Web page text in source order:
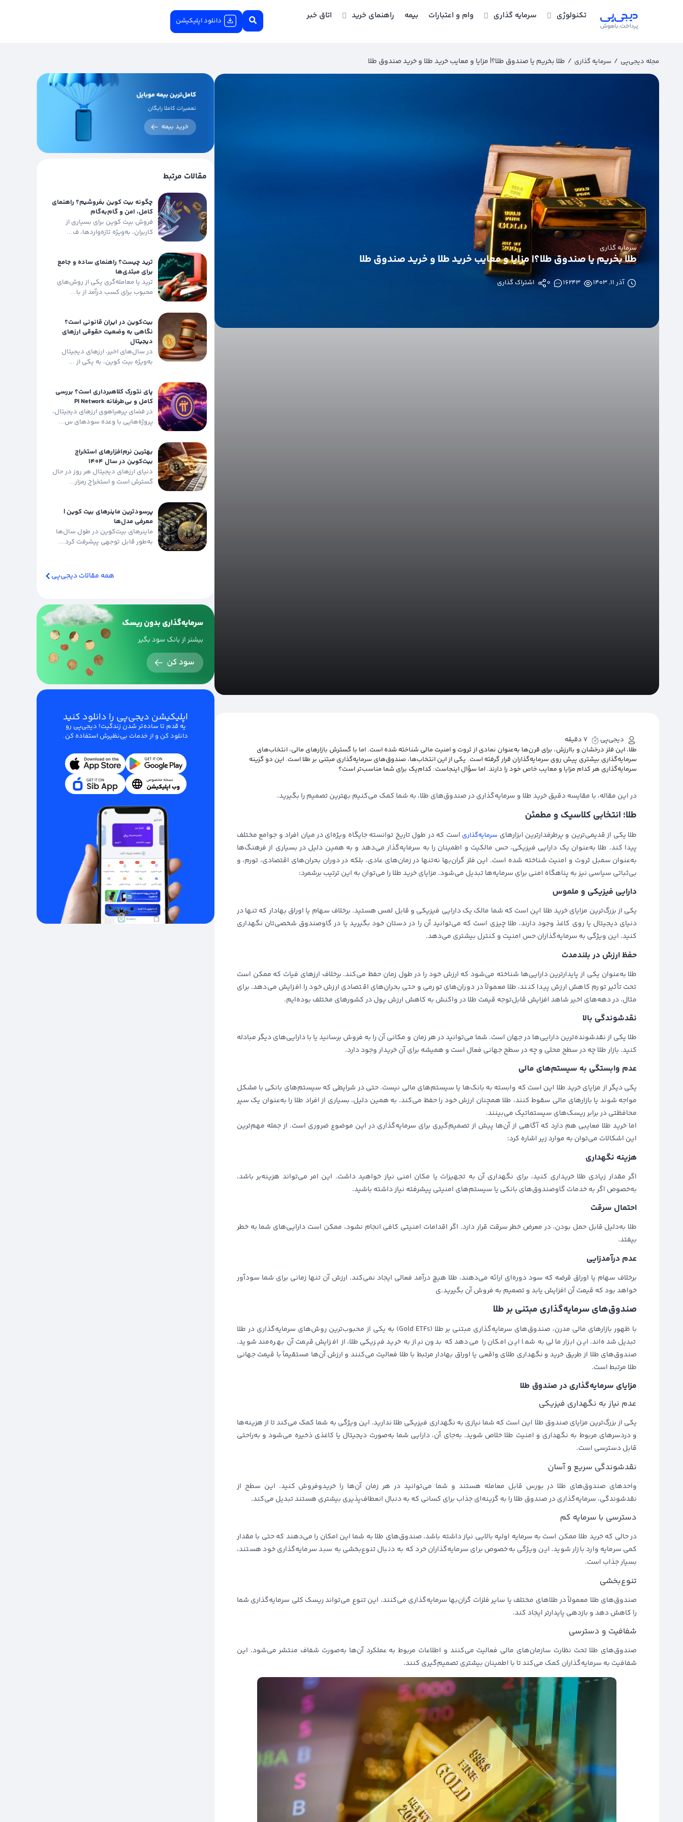
تکنولوژی سرمایه گذاری وام و اعتبارات بیمه راهنمای خرید اتاق خبر دانلود اپلیکیشن
مجله دیجی‌پی / سرمایه گذاری / طلا بخریم یا صندوق طلا؟| مزایا و معایب خرید طلا و خرید صندوق طلا
سرمایه گذاری
طلا بخریم یا صندوق طلا؟| مزایا و معایب خرید طلا و خرید صندوق طلا
آذر ۱۱, ۱۴۰۳ 16243
0 اشتراک گذاری
دیجی‌پی
7 دقیقه
طلا، این فلز درخشان و باارزش، برای قرن‌ها به‌عنوان نمادی از ثروت و امنیت مالی شناخته شده است. اما با گسترش بازارهای مالی، انتخاب‌های
سرمایه‌گذاری بیشتری پیش روی سرمایه‌گذاران قرار گرفته است. یکی از این انتخاب‌ها، صندوق‌های سرمایه‌گذاری مبتنی بر طلا است. این دو گزینه
سرمایه‌گذاری هر کدام مزایا و معایب خاص خود را دارند. اما سؤال اینجاست: کدام‌یک برای شما مناسب‌تر است؟
در این مقاله، با مقایسه دقیق خرید طلا و سرمایه‌گذاری در صندوق‌های طلا، به شما کمک می‌کنیم بهترین تصمیم را بگیرید.
طلا؛ انتخابی کلاسیک و مطمئن
طلا یکی از قدیمی‌ترین و پرطرفدارترین ابزارهای سرمایه‌گذاری است که در طول تاریخ توانسته جایگاه ویژه‌ای در میان افراد و جوامع مختلف
پیدا کند. طلا به‌عنوان یک دارایی فیزیکی، حس مالکیت و اطمینان را به سرمایه‌گذار می‌دهد و به همین دلیل در بسیاری از فرهنگ‌ها
به‌عنوان سمبل ثروت و امنیت شناخته شده است. این فلز گران‌بها نه‌تنها در زمان‌های عادی، بلکه در دوران بحران‌های اقتصادی، تورم، و
بی‌ثباتی سیاسی نیز به پناهگاه امنی برای سرمایه‌ها تبدیل می‌شود. مزایای خرید طلا را می‌توان به این ترتیب برشمرد:
دارایی فیزیکی و ملموس
یکی از بزرگ‌ترین مزایای خرید طلا این است که شما مالک یک دارایی فیزیکی و قابل لمس هستید. برخلاف سهام یا اوراق بهادار که تنها در
دنیای دیجیتال یا روی کاغذ وجود دارند، طلا چیزی است که می‌توانید آن را در دستان خود بگیرید یا در گاوصندوق شخصی‌تان نگهداری
کنید. این ویژگی به سرمایه‌گذاران حس امنیت و کنترل بیشتری می‌دهد.
حفظ ارزش در بلندمدت
طلا به‌عنوان یکی از پایدارترین دارایی‌ها شناخته می‌شود که ارزش خود را در طول زمان حفظ می‌کند. برخلاف ارزهای فیات که ممکن است
تحت تأثیر تورم کاهش ارزش پیدا کنند، طلا معمولاً در دوران‌های تورمی و حتی بحران‌های اقتصادی ارزش خود را افزایش می‌دهد. برای
مثال، در دهه‌های اخیر شاهد افزایش قابل‌توجه قیمت طلا در واکنش به کاهش ارزش پول در کشورهای مختلف بوده‌ایم.
نقدشوندگی بالا
طلا یکی از نقدشونده‌ترین دارایی‌ها در جهان است. شما می‌توانید در هر زمان و مکانی آن را به فروش برسانید یا با دارایی‌های دیگر مبادله
کنید. بازار طلا چه در سطح محلی و چه در سطح جهانی فعال است و همیشه برای آن خریدار وجود دارد.
عدم وابستگی به سیستم‌های مالی
یکی دیگر از مزایای خرید طلا این است که وابسته به بانک‌ها یا سیستم‌های مالی نیست. حتی در شرایطی که سیستم‌های بانکی با مشکل
مواجه شوند یا بازارهای مالی سقوط کنند، طلا همچنان ارزش خود را حفظ می‌کند. به همین دلیل، بسیاری از افراد طلا را به‌عنوان یک سپر
محافظتی در برابر ریسک‌های سیستماتیک می‌بینند.
اما خرید طلا معایبی هم دارد که آگاهی از آن‌ها پیش از تصمیم‌گیری برای سرمایه‌گذاری در این موضوع ضروری است. از جمله مهم‌ترین
این اشکالات می‌توان به موارد زیر اشاره کرد:
هزینه نگهداری
اگر مقدار زیادی طلا خریداری کنید، برای نگهداری آن به تجهیزات یا مکان امنی نیاز خواهید داشت. این امر می‌تواند هزینه‌بر باشد،
به‌خصوص اگر به خدمات گاوصندوق‌های بانکی یا سیستم‌های امنیتی پیشرفته نیاز داشته باشید.
احتمال سرقت
طلا به‌دلیل قابل حمل بودن، در معرض خطر سرقت قرار دارد. اگر اقدامات امنیتی کافی انجام نشود، ممکن است دارایی‌های شما به خطر
بیفتد.
عدم درآمدزایی
برخلاف سهام یا اوراق قرضه که سود دوره‌ای ارائه می‌دهند، طلا هیچ درآمد فعالی ایجاد نمی‌کند. ارزش آن تنها زمانی برای شما سودآور
خواهد بود که قیمت آن افزایش یابد و تصمیم به فروش آن بگیرید.ی
صندوق‌های سرمایه‌گذاری مبتنی بر طلا
با ظهور بازارهای مالی مدرن، صندوق‌های سرمایه‌گذاری مبتنی بر طلا (Gold ETFs) به یکی از محبوب‌ترین روش‌های سرمایه‌گذاری در طلا
تبدیل شده‌اند. این ابزار مالی به شما این امکان را می‌دهد که بدون نیاز به خرید فیزیکی طلا، از افزایش قیمت آن بهره‌مند شوید.
صندوق‌های طلا از طریق خرید و نگهداری طلای واقعی یا اوراق بهادار مرتبط با طلا فعالیت می‌کنند و ارزش آن‌ها مستقیماً با قیمت جهانی
طلا مرتبط است.
مزایای سرمایه‌گذاری در صندوق طلا
عدم نیاز به نگهداری فیزیکی
یکی از بزرگ‌ترین مزایای صندوق طلا این است که شما نیازی به نگهداری فیزیکی طلا ندارید. این ویژگی به شما کمک می‌کند تا از هزینه‌ها
و دردسرهای مربوط به نگهداری و امنیت طلا خلاص شوید. به‌جای آن، دارایی شما به‌صورت دیجیتال یا کاغذی ذخیره می‌شود و به‌راحتی
قابل دسترسی است.
نقدشوندگی سریع و آسان
واحدهای صندوق‌های طلا در بورس قابل معامله هستند و شما می‌توانید در هر زمان آن‌ها را خریدوفروش کنید. این سطح از
نقدشوندگی، سرمایه‌گذاری در صندوق طلا را به گزینه‌ای جذاب برای کسانی که به دنبال انعطاف‌پذیری بیشتری هستند تبدیل می‌کند.
دسترسی با سرمایه کم
در حالی که خرید طلا ممکن است به سرمایه اولیه بالایی نیاز داشته باشد، صندوق‌های طلا به شما این امکان را می‌دهند که حتی با مقدار
کمی سرمایه وارد بازار شوید. این ویژگی به‌خصوص برای سرمایه‌گذاران خرد که به دنبال تنوع‌بخشی به سبد سرمایه‌گذاری خود هستند،
بسیار جذاب است.
تنوع‌بخشی
صندوق‌های طلا معمولاً در طلاهای مختلف یا سایر فلزات گران‌بها سرمایه‌گذاری می‌کنند. این تنوع می‌تواند ریسک کلی سرمایه‌گذاری شما
را کاهش دهد و بازدهی پایدارتر ایجاد کند.
شفافیت و دسترسی
صندوق‌های طلا تحت نظارت سازمان‌های مالی فعالیت می‌کنند و اطلاعات مربوط به عملکرد آن‌ها به‌صورت شفاف منتشر می‌شود. این
شفافیت به سرمایه‌گذاران کمک می‌کند تا با اطمینان بیشتری تصمیم‌گیری کنند.
مقالات مرتبط
چگونه بیت کوین بفروشیم؟ راهنمای
کامل، امن و گام‌به‌گام
فروش بیت کوین برای بسیاری از
کاربران، به‌ویژه تازه‌واردها، ف...
ترید چیست؟ راهنمای ساده و جامع
برای مبتدی‌ها
ترید یا معامله‌گری یکی از روش‌های
محبوب برای کسب درآمد از با...
بیت‌کوین در ایران قانونی است؟
نگاهی به وضعیت حقوقی ارزهای
دیجیتال
در سال‌های اخیر، ارزهای دیجیتال
به‌ویژه بیت کوین، به یکی از ...
پای نتورک کلاهبرداری است؟ بررسی
کامل و بی‌طرفانه PI Network
در فضای پرهیاهوی ارزهای دیجیتال،
پروژه‌هایی با وعده سودهای س...
بهترین نرم‌افزارهای استخراج
بیت‌کوین در سال ۱۴۰۴
دنیای ارزهای دیجیتال هر روز در حال
گسترش است و استخراج رمزار...
پرسودترین ماینرهای بیت‌ کوین |
معرفی مدل‌ها
ماینرهای بیت‌کوین در طول سال‌ها
به‌طور قابل توجهی پیشرفت کرد...
همه مقالات دیجی‌پی
اپلیکیشن دیجی‌پی را دانلود کنید
یه قدم تا ساده‌تر شدن زندگیت! دیجی‌پی رو
دانلود کن و از خدمات بی‌نظیرش استفاده کن.